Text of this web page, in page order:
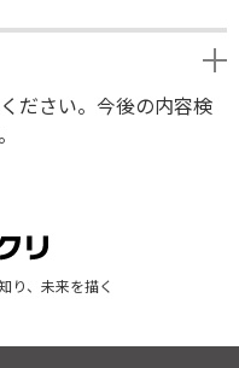
ださい。今後の内容検
り、未来を描く